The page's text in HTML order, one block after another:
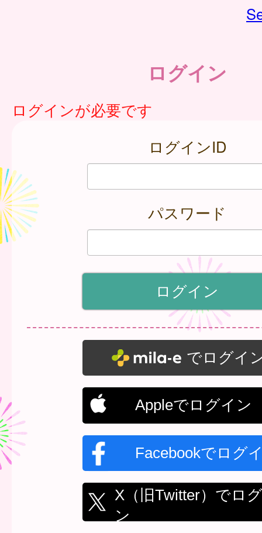
ログイン
ログインが必要です
ログインID
パスワード
でログイ
Appleでログイン
Facebookでログ
X（旧Twitter）でロ
ン